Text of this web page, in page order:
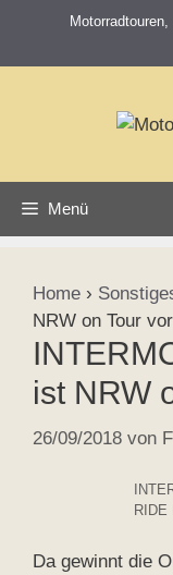
springen
Menü
Home ›
NRW on Tour
ist NRW
26/09/2018 von
RIDE
Da gewinnt die